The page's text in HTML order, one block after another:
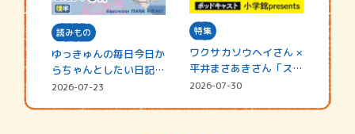
読みもの
ゆっきゅんの毎日今日か
らちゃんとしたい日記
☆202…
2026-07-23
特集
ワクサカソウヘイさん ×
平井まさあきさん「スペ
シャ…
2026-07-30